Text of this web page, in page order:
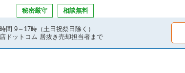
件の案件一覧
件の案件一覧
物件の案件一覧
案件一覧
案件一覧
抜き売却物件の案件一覧
案件一覧
き売却物件の案件一覧
件一覧
秘密厳守 相談無料
間 9～17時（土日祝祭日除く）
ドットコム 居抜き売却担当者まで